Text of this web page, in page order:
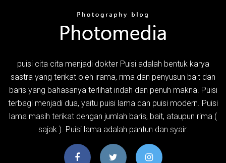
puisi cita cita menjadi dokter Puisi adalah bentuk karya
sastra yang terikat oleh irama, rima dan penyusun bait dan
baris yang bahasanya terlihat indah dan penuh makna. Puisi
terbagi menjadi dua, yaitu puisi lama dan puisi modern. Puisi
lama masih terikat dengan jumlah baris, bait, ataupun rima (
sajak ). Puisi lama adalah pantun dan syair.